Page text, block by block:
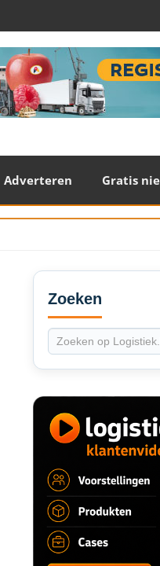
Adverteren Gratis
Secondary
Sidebar
Zoeken